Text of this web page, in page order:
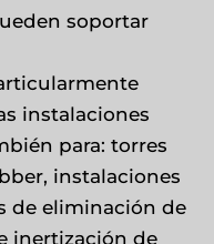
soportar
instalaciones
para: torres
instalaciones
de eliminación de
inertización de